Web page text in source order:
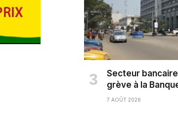
Secteur
grève à la
7 AOÛT 2026